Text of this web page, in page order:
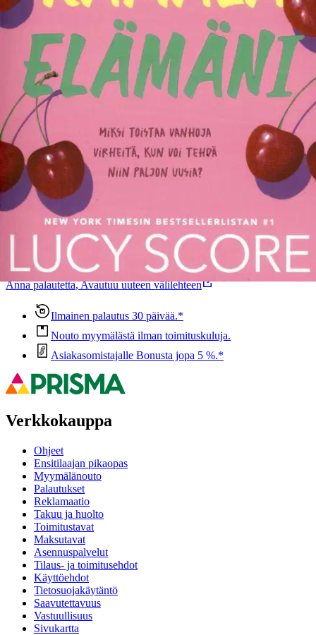
Tähtikirjailija Hazel on pulassa: Hänen on pakko muuttaa pois
rakastamastaan kaupunkiasunnosta. Ja kustantaja uhkaa purkaa
sopimuksen, kun uusi kirja ei ota syntyäkseen. Hazel päättää etsiä
inspiraatiota romaaniinsa maalta. Hän ostaa sokkona talon Story
Laken järvenrantakaupungista aavistamatta lainkaan, mihin tulee
sotkeutuneeksi... Bestselleristi Lucy Score tunnetaan särmikkäistä
henkilöhahmoistaan, nasevasta huumoristaan ja kuumista
seksikohtauksistaan.
Ominaisuudet
Oletko tyytyväinen tuotetietoihin?
Ovatko tuotetiedot riittävät? Jos tuotetiedoissa on puutteita tai niitä
voisi muuten parantaa, anna palautetta.
Anna palautetta,Avautuu uuteen välilehteen
Ilmainen palautus 30 päivää.*
Nouto myymälästä ilman toimituskuluja.
Asiakasomistajalle Bonusta jopa 5 %.*
Verkkokauppa
Ohjeet
Ensitilaajan pikaopas
Myymälänouto
Palautukset
Reklamaatio
Takuu ja huolto
Toimitustavat
Maksutavat
Asennuspalvelut
Tilaus- ja toimitusehdot
Käyttöehdot
Tietosuojakäytäntö
Saavutettavuus
Vastuullisuus
Sivukartta